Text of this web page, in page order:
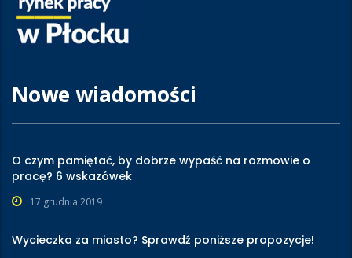
Nowe wiadomości
O czym pamiętać, by dobrze wypaść na rozmowie o
pracę? 6 wskazówek
17 grudnia 2019
Wycieczka za miasto? Sprawdź poniższe propozycje!